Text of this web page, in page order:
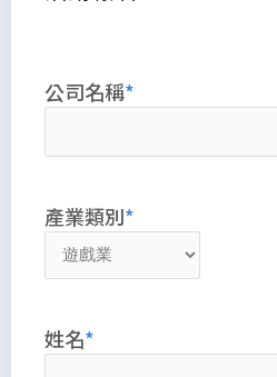
公司名稱
產業類別
姓名